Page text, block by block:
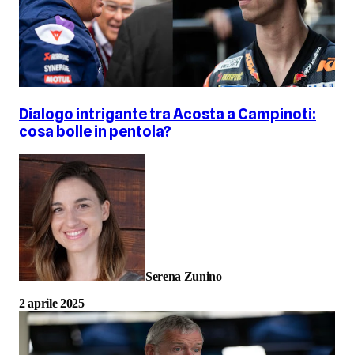
Dialogo intrigante tra Acosta a Campinoti:
cosa bolle in pentola?
Serena Zunino
2 aprile 2025